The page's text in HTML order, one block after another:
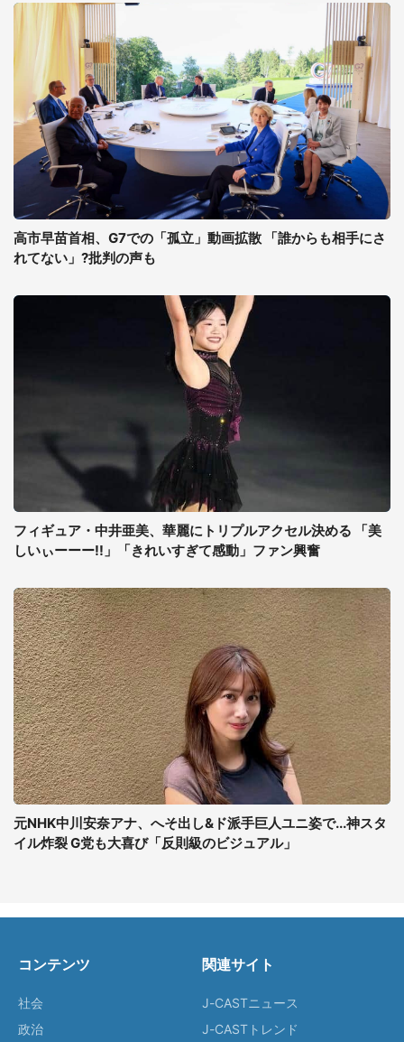
高市早苗首相、G7での「孤立」動画拡散 「誰からも相手にさ
れてない」?批判の声も
フィギュア・中井亜美、華麗にトリプルアクセル決める 「美
しいぃーーー!!」「きれいすぎて感動」ファン興奮
元NHK中川安奈アナ、へそ出し&ド派手巨人ユニ姿で...神スタ
イル炸裂 G党も大喜び「反則級のビジュアル」
コンテンツ
社会
政治
関連サイト
J-CASTニュース
J-CASTトレンド